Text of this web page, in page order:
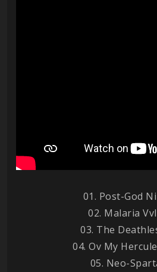
01. Post-God
02. Malaria
03. The
04. Ov My
05. Neo-